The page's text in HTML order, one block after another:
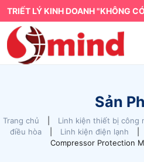
TRIẾT LÝ KINH DOANH "KHÔNG
Sản
Trang chủ Linh kiện thiết bị công
điều hòa
Linh kiện điện lạnh
Compressor Protection